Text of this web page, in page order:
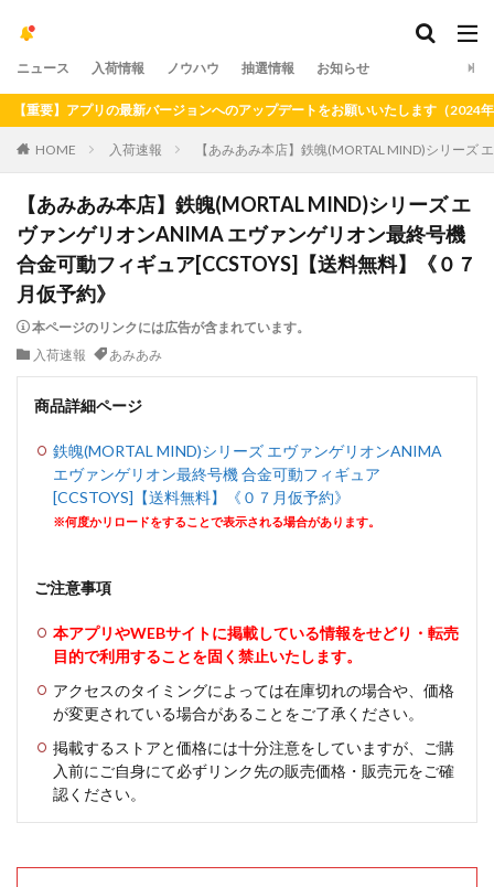
ニュース 入荷情報 ノウハウ 抽選情報 お知らせ
】アプリの最新バージョンへのアップデートをお願いいたします（2024年6月
HOME 入荷速報 【あみあみ本店】鉄魄(MORTAL MIND)シリーズ
【あみあみ本店】鉄魄(MORTAL MIND)シリーズ エ
ヴァンゲリオンANIMA エヴァンゲリオン最終号機
合金可動フィギュア[CCSTOYS]【送料無料】《０７
月仮予約》
本ページのリンクには広告が含まれています。
入荷速報
あみあみ
商品詳細ページ
鉄魄(MORTAL MIND)シリーズ エヴァンゲリオンANIMA
エヴァンゲリオン最終号機 合金可動フィギュア
[CCSTOYS]【送料無料】《０７月仮予約》
※何度かリロードをすることで表示される場合があります。
ご注意事項
本アプリやWEBサイトに掲載している情報をせどり・転売
目的で利用することを固く禁止いたします。
アクセスのタイミングによっては在庫切れの場合や、価格
が変更されている場合があることをご了承ください。
掲載するストアと価格には十分注意をしていますが、ご購
入前にご自身にて必ずリンク先の販売価格・販売元をご確
認ください。